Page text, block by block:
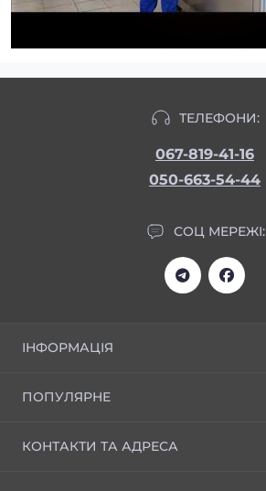
ТЕЛЕФОНИ:
067-819-41-16
050-663-54-44
СОЦ МЕРЕЖІ:
ІНФОРМАЦІЯ
Відгуки
Скачати прайс
ПОПУЛЯРНЕ
Креми універсальні
КОНТАКТИ ТА АДРЕСА